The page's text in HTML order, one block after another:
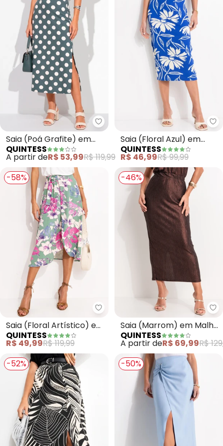
Quintess - Saia (Poá Grafite)
Saia (Poá Grafite) em
Malha de Viscose
QUINTESS
A partir deR$ 53,99R$ 119,99
Saia (Floral Azul) em
Canelado
QUINTESS
R$ 46,99R$ 99,99
-58%
Quintess - Saia (Floral
Saia (Floral Artístico) em
Malha de Viscose
QUINTESS
R$ 49,99R$ 119,99
-46%
Saia (Marrom) em Malha
Canelada
QUINTESS
A partir deR$ 69,99R$
-52%
-50%